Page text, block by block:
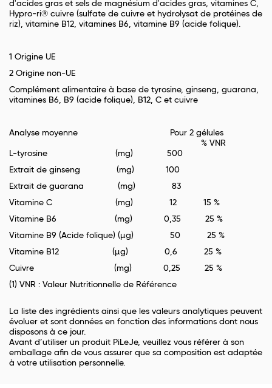
d'acides gras et sels de magnésium d'acides gras, vitamines C,
Hypro-ri® cuivre (sulfate de cuivre et hydrolysat de protéines de
riz), vitamine B12, vitamines B6, vitamine B9 (acide folique).
1 Origine UE
2 Origine non-UE
Complément alimentaire à base de tyrosine, ginseng, guarana,
vitamines B6, B9 (acide folique), B12, C et cuivre
Analyse moyenne Pour 2 gélules
% VNR
L-tyrosine (mg) 500
Extrait de ginseng (mg) 100
Extrait de guarana (mg) 83
Vitamine C (mg) 12 15 %
Vitamine B6 (mg) 0,35 25 %
Vitamine B9 (Acide folique) (µg) 50 25 %
Vitamine B12 (µg) 0,6 25 %
Cuivre (mg) 0,25 25 %
(1) VNR : Valeur Nutritionnelle de Référence
La liste des ingrédients ainsi que les valeurs analytiques peuvent
évoluer et sont données en fonction des informations dont nous
disposons à ce jour.
Avant d’utiliser un produit PiLeJe, veuillez vous référer à son
emballage afin de vous assurer que sa composition est adaptée
à votre utilisation personnelle.